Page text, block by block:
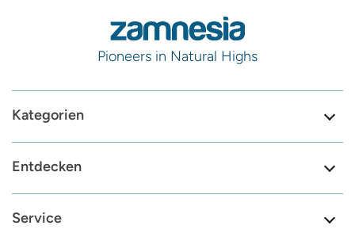
Pioneers in Natural Highs
Kategorien
Entdecken
Service